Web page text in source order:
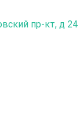
пр-кт, д 24